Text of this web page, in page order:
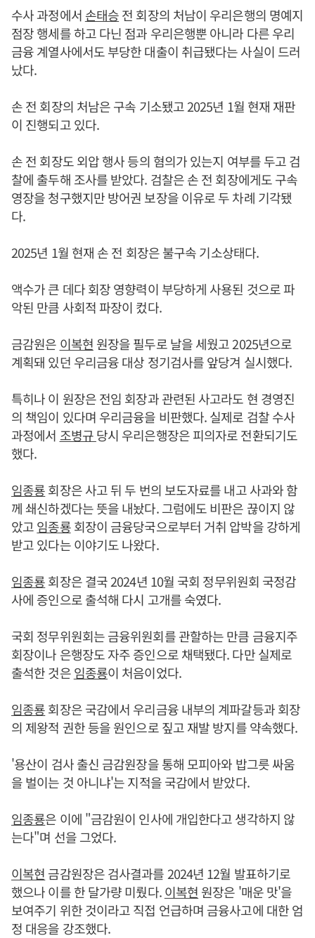
수사 과정에서 손태승전 회장의 처남이 우리은행의 명예지
점장 행세를 하고 다닌 점과 우리은행뿐 아니라 다른 우리
금융 계열사에서도 부당한 대출이 취급됐다는 사실이 드러
났다.
손 전 회장의 처남은 구속 기소됐고 2025년 1월 현재 재판
이 진행되고 있다.
손 전 회장도 외압 행사 등의 혐의가 있는지 여부를 두고 검
찰에 출두해 조사를 받았다. 검찰은 손 전 회장에게도 구속
영장을 청구했지만 방어권 보장을 이유로 두 차례 기각됐
다.
2025년 1월 현재 손 전 회장은 불구속 기소상태다.
액수가 큰 데다 회장 영향력이 부당하게 사용된 것으로 파
악된 만큼 사회적 파장이 컸다.
금감원은 이복현 원장을 필두로 날을 세웠고 2025년으로
계획돼 있던 우리금융 대상 정기검사를 앞당겨 실시했다.
특히나 이 원장은 전임 회장과 관련된 사고라도 현 경영진
의 책임이 있다며 우리금융을 비판했다. 실제로 검찰 수사
과정에서 조병규당시 우리은행장은 피의자로 전환되기도
했다.
임종룡회장은 사고 뒤 두 번의 보도자료를 내고 사과와 함
께 쇄신하겠다는 뜻을 내놨다. 그럼에도 비판은 끊이지 않
았고임종룡회장이 금융당국으로부터 거취 압박을 강하게
받고 있다는 이야기도 나왔다.
임종룡회장은 결국 2024년 10월 국회 정무위원회 국정감
사에 증인으로 출석해 다시 고개를 숙였다.
국회 정무위원회는 금융위원회를 관할하는 만큼 금융지주
회장이나 은행장도 자주 증인으로 채택됐다. 다만 실제로
출석한 것은임종룡이 처음이었다.
임종룡회장은 국감에서 우리금융 내부의 계파갈등과 회장
의 제왕적 권한 등을 원인으로 짚고 재발 방지를 약속했다.
'용산이 검사 출신 금감원장을 통해 모피아와 밥그릇 싸움
을 벌이는 것 아니냐'는 지적을 국감에서 받았다.
임종룡은 이에 "금감원이 인사에 개입한다고 생각하지 않
는다"며 선을 그었다.
이복현 금감원장은 검사결과를 2024년 12월 발표하기로
했으나 이를 한 달가량 미뤘다.이복현 원장은 '매운 맛'을
보여주기 위한 것이라고 직접 언급하며 금융사고에 대한 엄
정 대응을 강조했다.